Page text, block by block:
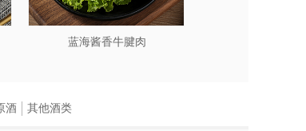
蓝海酱香牛腱肉
酒 其他酒类